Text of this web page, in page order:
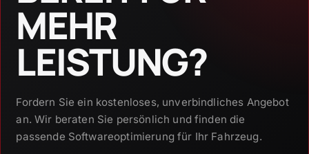
MEHR
LEISTUNG?
Fordern Sie ein kostenloses, unverbindliches Angebot
an. Wir beraten Sie persönlich und finden die
passende Softwareoptimierung für Ihr Fahrzeug.